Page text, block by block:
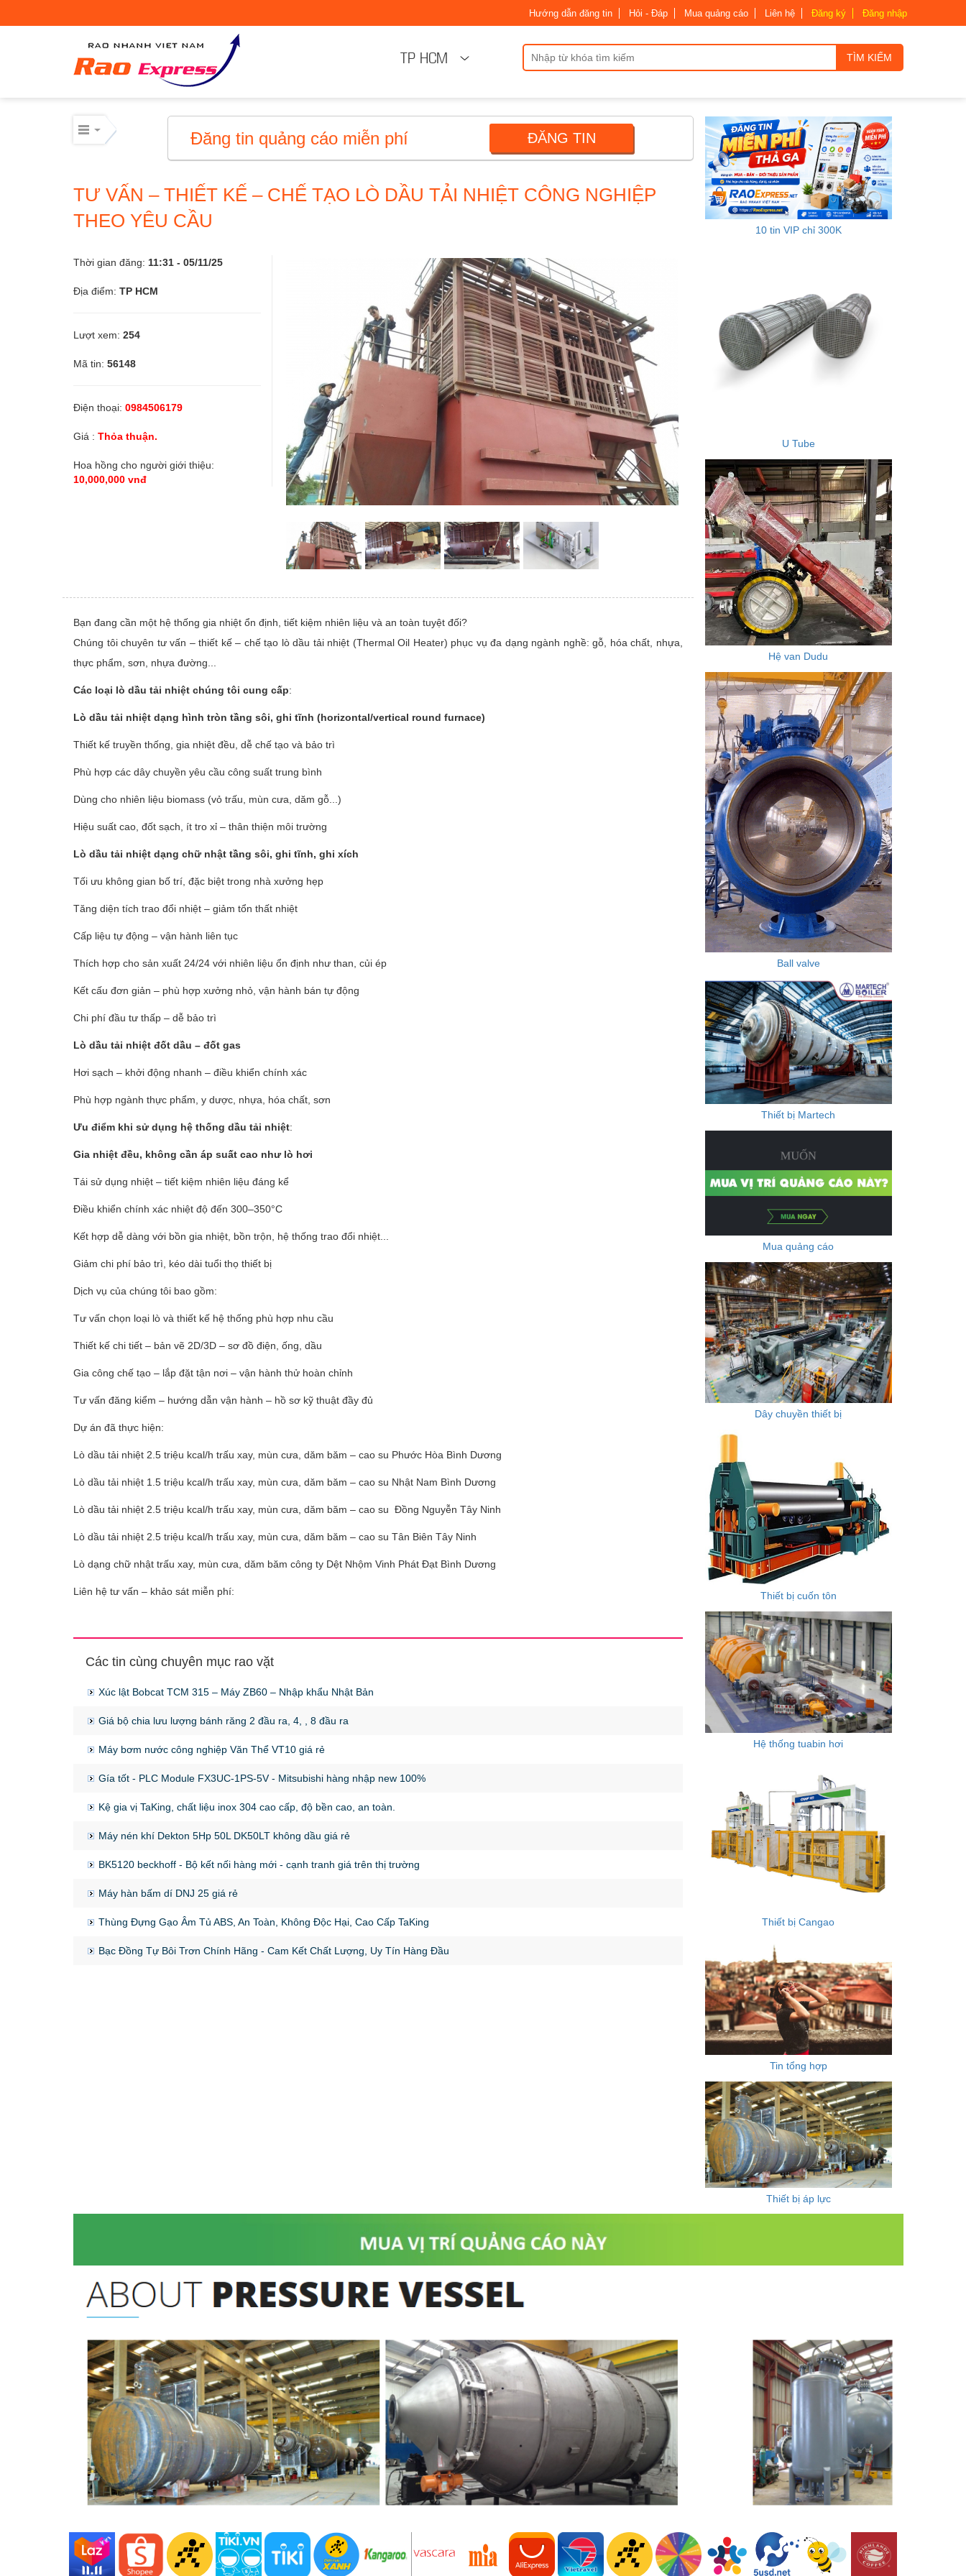
Thiết bị công nghiệp
Mua bán thiết bị cơ giới
Mua bán - Cho thuê xe cơ giới
Xe cơ giới
Điện lạnh – linh kiện
Tìm đại lý phân phối
Tìm đại lý phân phối
Dịch vụ bảo trì thiết bị
Dịch vụ bảo trì thiết bị
Đồ cũ
Mua bán xe
Mua bán xe
Việc làm
Việc làm
Việc làm
Hướng dẫn đăng tin Hỏi - Đáp Mua quảng cáo Liên hệ Đăng ký Đăng nhập
TP HCM TÌM KIẾM
Đăng tin quảng cáo miễn phí ĐĂNG TIN
TƯ VẤN – THIẾT KẾ – CHẾ TẠO LÒ DẦU TẢI NHIỆT CÔNG NGHIỆP
THEO YÊU CẦU
Thời gian đăng: 11:31 - 05/11/25
Địa điểm: TP HCM
Lượt xem: 254
Mã tin: 56148
Điện thoại: 0984506179
Giá : Thỏa thuận.
Hoa hồng cho người giới thiệu:
10,000,000 vnđ
Bạn đang cần một hệ thống gia nhiệt ổn định, tiết kiệm nhiên liệu và an toàn tuyệt đối?
Chúng tôi chuyên tư vấn – thiết kế – chế tạo lò dầu tải nhiệt (Thermal Oil Heater) phục vụ đa dạng ngành nghề: gỗ, hóa chất, nhựa,
thực phẩm, sơn, nhựa đường...
Các loại lò dầu tải nhiệt chúng tôi cung cấp:
Lò dầu tải nhiệt dạng hình tròn tầng sôi, ghi tĩnh (horizontal/vertical round furnace)
Thiết kế truyền thống, gia nhiệt đều, dễ chế tạo và bảo trì
Phù hợp các dây chuyền yêu cầu công suất trung bình
Dùng cho nhiên liệu biomass (vỏ trấu, mùn cưa, dăm gỗ...)
Hiệu suất cao, đốt sạch, ít tro xỉ – thân thiện môi trường
Lò dầu tải nhiệt dạng chữ nhật tầng sôi, ghi tĩnh, ghi xích
Tối ưu không gian bố trí, đặc biệt trong nhà xưởng hẹp
Tăng diện tích trao đổi nhiệt – giảm tổn thất nhiệt
Cấp liệu tự động – vận hành liên tục
Thích hợp cho sản xuất 24/24 với nhiên liệu ổn định như than, củi ép
Kết cấu đơn giản – phù hợp xưởng nhỏ, vận hành bán tự động
Chi phí đầu tư thấp – dễ bảo trì
Lò dầu tải nhiệt đốt dầu – đốt gas
Hơi sạch – khởi động nhanh – điều khiển chính xác
Phù hợp ngành thực phẩm, y dược, nhựa, hóa chất, sơn
Ưu điểm khi sử dụng hệ thống dầu tải nhiệt:
Gia nhiệt đều, không cần áp suất cao như lò hơi
Tái sử dụng nhiệt – tiết kiệm nhiên liệu đáng kể
Điều khiển chính xác nhiệt độ đến 300–350°C
Kết hợp dễ dàng với bồn gia nhiệt, bồn trộn, hệ thống trao đổi nhiệt...
Giảm chi phí bảo trì, kéo dài tuổi thọ thiết bị
Dịch vụ của chúng tôi bao gồm:
Tư vấn chọn loại lò và thiết kế hệ thống phù hợp nhu cầu
Thiết kế chi tiết – bản vẽ 2D/3D – sơ đồ điện, ống, dầu
Gia công chế tạo – lắp đặt tận nơi – vận hành thử hoàn chỉnh
Tư vấn đăng kiểm – hướng dẫn vận hành – hồ sơ kỹ thuật đầy đủ
Dự án đã thực hiện:
Lò dầu tải nhiệt 2.5 triệu kcal/h trấu xay, mùn cưa, dăm băm – cao su Phước Hòa Bình Dương
Lò dầu tải nhiệt 1.5 triệu kcal/h trấu xay, mùn cưa, dăm băm – cao su Nhật Nam Bình Dương
Lò dầu tải nhiệt 2.5 triệu kcal/h trấu xay, mùn cưa, dăm băm – cao su Đồng Nguyễn Tây Ninh
Lò dầu tải nhiệt 2.5 triệu kcal/h trấu xay, mùn cưa, dăm băm – cao su Tân Biên Tây Ninh
Lò dạng chữ nhật trấu xay, mùn cưa, dăm băm công ty Dệt Nhộm Vinh Phát Đạt Bình Dương
Liên hệ tư vấn – khảo sát miễn phí:
Các tin cùng chuyên mục rao vặt
Xúc lật Bobcat TCM 315 – Máy ZB60 – Nhập khẩu Nhật Bản
Giá bộ chia lưu lượng bánh răng 2 đầu ra, 4, , 8 đầu ra
Máy bơm nước công nghiệp Văn Thể VT10 giá rẻ
Gía tốt - PLC Module FX3UC-1PS-5V - Mitsubishi hàng nhập new 100%
Kệ gia vị TaKing, chất liệu inox 304 cao cấp, độ bền cao, an toàn.
Máy nén khí Dekton 5Hp 50L DK50LT không dầu giá rẻ
BK5120 beckhoff - Bộ kết nối hàng mới - cạnh tranh giá trên thị trường
Máy hàn bấm dí DNJ 25 giá rẻ
Thùng Đựng Gạo Âm Tủ ABS, An Toàn, Không Độc Hại, Cao Cấp TaKing
Bạc Đồng Tự Bôi Trơn Chính Hãng - Cam Kết Chất Lượng, Uy Tín Hàng Đầu
10 tin VIP chỉ 300K
U Tube
Hệ van Dudu
Ball valve
Thiết bị Martech
Mua quảng cáo
Dây chuyền thiết bị
Thiết bị cuốn tôn
Hệ thống tuabin hơi
Thiết bị Cangao
Tin tổng hợp
Thiết bị áp lực